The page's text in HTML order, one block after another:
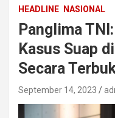
HEADLINE NASIONAL
Panglima
Kasus Suap
Secara
September 14, 2023